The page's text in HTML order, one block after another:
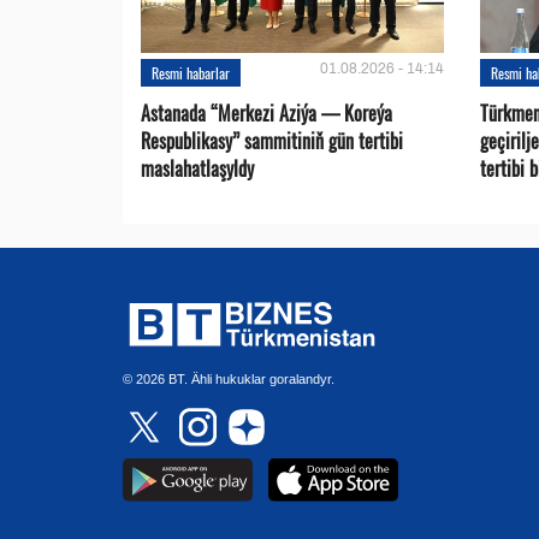
Resmi habarlar 01.08.2026 - 14:14
Astanada “Merkezi Aziýa — Koreýa
Respublikasy” sammitiniň gün tertibi
maslahatlaşyldy
Resmi
tertibi
© 2026 BT. Ähli hukuklar goralandyr.